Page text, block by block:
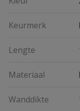
Keurmerk
Lengte
Materiaal
Wanddikte